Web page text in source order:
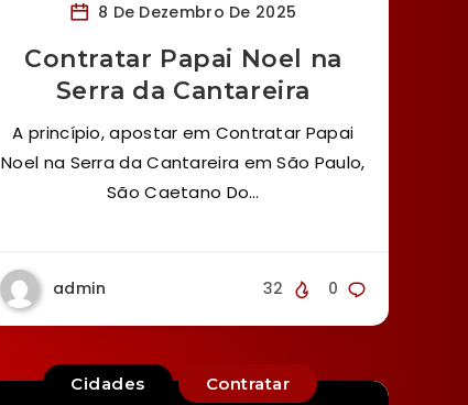
8 De Dezembro De 2025
Contratar Papai Noel na
Serra da Cantareira
A princípio, apostar em Contratar Papai
Noel na Serra da Cantareira em São Paulo,
São Caetano Do…
admin 0
32
Cidades Contratar